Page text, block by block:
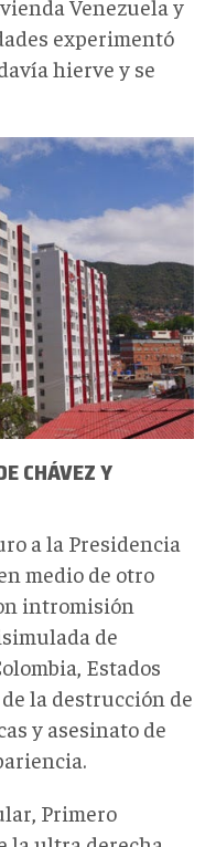
Venezuela y
experimentó
hierve y se
CHÁVEZ Y
a la Presidencia
medio de otro
intromisión
de
Estados
la destrucción de
y asesinato de
Primero